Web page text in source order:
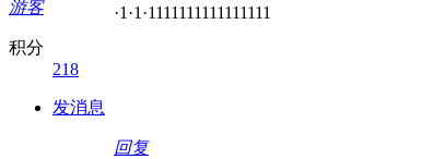
游客
积分
218
发消息
·1·1·1111111111111111
回复